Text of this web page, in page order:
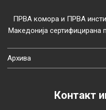
ПРВА комора и ПРВА
Македонија
Архива
Контакт